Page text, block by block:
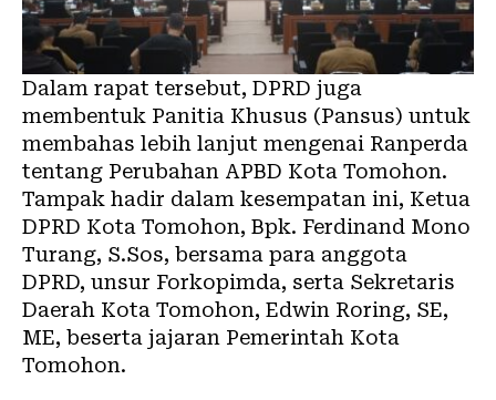
Dalam rapat tersebut, DPRD juga
membentuk Panitia Khusus (Pansus) untuk
membahas lebih lanjut mengenai Ranperda
tentang Perubahan APBD Kota Tomohon.
Tampak hadir dalam kesempatan ini, Ketua
DPRD Kota Tomohon, Bpk. Ferdinand Mono
Turang, S.Sos, bersama para anggota
DPRD, unsur Forkopimda, serta Sekretaris
Daerah Kota Tomohon, Edwin Roring, SE,
ME, beserta jajaran Pemerintah Kota
Tomohon.